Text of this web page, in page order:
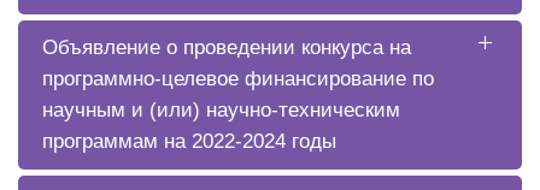
Объявление о проведении конкурса на
программно-целевое финансирование по
научным и (или) научно-техническим
программам на 2022-2024 годы